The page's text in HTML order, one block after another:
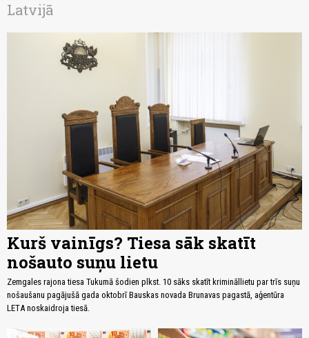
Latvijā
Kurš vainīgs? Tiesa sāk skatīt
nošauto suņu lietu
Zemgales rajona tiesa Tukumā šodien plkst. 10 sāks skatīt krimināllietu par trīs suņu
nošaušanu pagājušā gada oktobrī Bauskas novada Brunavas pagastā, aģentūra
LETA noskaidroja tiesā.